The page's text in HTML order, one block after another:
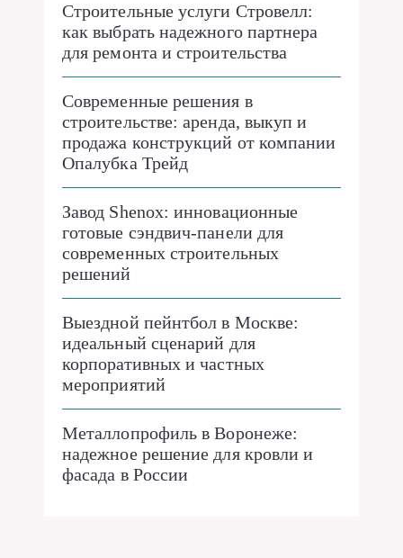
Строительные услуги Стровелл:
как выбрать надежного партнера
для ремонта и строительства
Современные решения в
строительстве: аренда, выкуп и
продажа конструкций от компании
Опалубка Трейд
Завод Shenox: инновационные
готовые сэндвич-панели для
современных строительных
решений
Выездной пейнтбол в Москве:
идеальный сценарий для
корпоративных и частных
мероприятий
Металлопрофиль в Воронеже:
надежное решение для кровли и
фасада в России